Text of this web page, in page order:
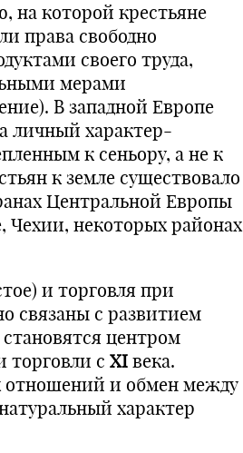
на которой крестьяне
права свободно
своего труда,
мерами
В западной Европе
личный характер-
к сеньору, а не к
к земле существовало
Центральной Европы
некоторых районах
и торговля при
связаны с развитием
центром
торговли с XI века.
отношений и обмен между
характер